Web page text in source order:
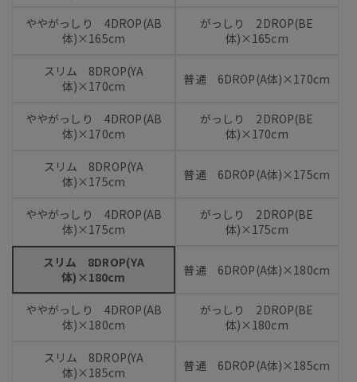
ややがっしり 4DROP(AB
体)×165cm
がっしり 2DROP(BE
体)×165cm
スリム 8DROP(YA
体)×170cm
普通 6DROP(A体)×170cm
ややがっしり 4DROP(AB
体)×170cm
がっしり 2DROP(BE
体)×170cm
スリム 8DROP(YA
体)×175cm
普通 6DROP(A体)×175cm
ややがっしり 4DROP(AB
体)×175cm
がっしり 2DROP(BE
体)×175cm
スリム 8DROP(YA
体)×180cm
普通 6DROP(A体)×180cm
ややがっしり 4DROP(AB
体)×180cm
がっしり 2DROP(BE
体)×180cm
スリム 8DROP(YA
体)×185cm
普通 6DROP(A体)×185cm